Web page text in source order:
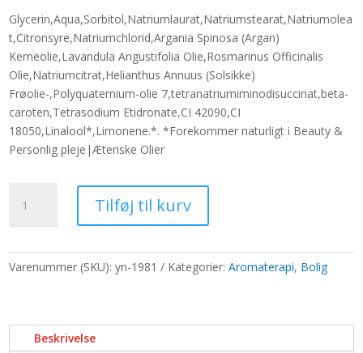
pris
var:
670,80 kr..
pris
er:
516,00 kr..
Glycerin,Aqua,Sorbitol,Natriumlaurat,Natriumstearat,Natriumolea
t,Citronsyre,Natriumchlorid,Argania Spinosa (Argan)
Kerneolie,Lavandula Angustifolia Olie,Rosmarinus Officinalis
Olie,Natriumcitrat,Helianthus Annuus (Solsikke)
Frøolie-,Polyquaternium-olie 7,tetranatriumiminodisuccinat,beta-
caroten,Tetrasodium Etidronate,CI 42090,CI
18050,Linalool*,Limonene.*. *Forekommer naturligt i Beauty &
Personlig pleje|Æteriske Olier
Shampoo
og
Tilføj til kurv
Varenummer (SKU):yn-1981 Kategorier:Aromaterapi, Bolig
Beskrivelse